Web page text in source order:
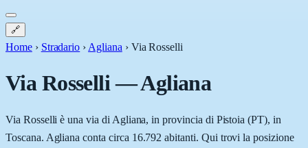
🔗
Home › Stradario › Agliana › Via Rosselli
Via Rosselli—Agliana
Via Rosselli è una via di Agliana, in provincia di Pistoia (PT), in
Toscana. Agliana conta circa 16.792 abitanti. Qui trovi la posizione